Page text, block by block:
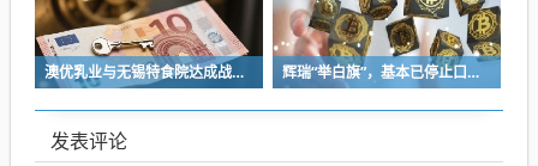
澳优乳业与无锡特食院达成战略合作，加速推进“全家营养”战略 辉瑞“举白旗”，基本已停止口服减肥药的开发
发表评论